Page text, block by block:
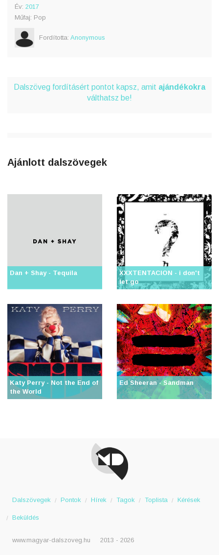
Év: 2017
Műfaj: Pop
Fordította: Anonymous
Dalszöveg fordításért pontot kapsz, amit ajándékokra
válthatsz be!
Ajánlott dalszövegek
Dan + Shay - Tequila
XXXTENTACION - i don't
let go
Katy Perry - Not the End of
the World
Ed Sheeran - Sandman
Dalszövegek Pontok Hírek Tagok Toplista Kérések
Beküldés
www.magyar-dalszoveg.hu 2013 - 2026